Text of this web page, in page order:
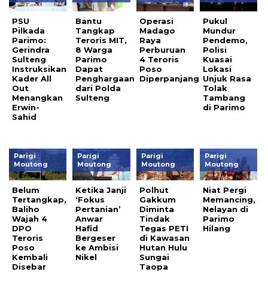
PSU
Pilkada
Parimo:
Gerindra
Sulteng
Instruksikan
Kader All
Out
Menangkan
Erwin-
Sahid
Bantu
Tangkap
Teroris MIT,
8 Warga
Parimo
Dapat
Penghargaan
dari Polda
Sulteng
Operasi
Madago
Raya
Perburuan
4 Teroris
Poso
Diperpanjang
Pukul
Mundur
Pendemo,
Polisi
Kuasai
Lokasi
Unjuk Rasa
Tolak
Tambang
di Parimo
Parigi
Moutong
Belum
Tertangkap,
Baliho
Wajah 4
DPO
Teroris
Poso
Kembali
Disebar
Parigi
Moutong
Ketika Janji
‘Fokus
Pertanian’
Anwar
Hafid
Bergeser
ke Ambisi
Nikel
Parigi
Moutong
Polhut
Gakkum
Diminta
Tindak
Tegas PETI
di Kawasan
Hutan Hulu
Sungai
Taopa
Parigi
Moutong
Niat Pergi
Memancing,
Nelayan di
Parimo
Hilang